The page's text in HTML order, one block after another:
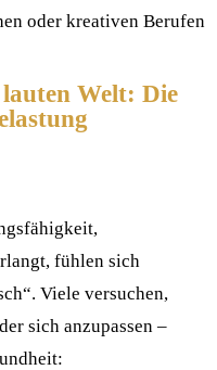
oder kreativen Berufen
Welt: Die
fühlen sich
Viele versuchen,
sich anzupassen –